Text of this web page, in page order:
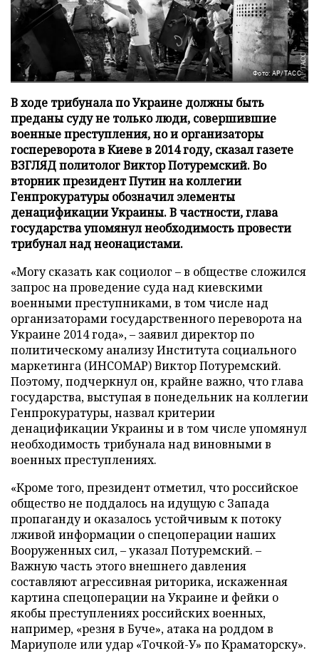
Фото: AP/ТАСС
В ходе трибунала по Украине должны быть
преданы суду не только люди, совершившие
военные преступления, но и организаторы
госпереворота в Киеве в 2014 году, сказал газете
ВЗГЛЯД политолог Виктор Потуремский. Во
вторник президент Путин на коллегии
Генпрокуратуры обозначил элементы
денацификации Украины. В частности, глава
государства упомянул необходимость провести
трибунал над неонацистами.
«Могу сказать как социолог – в обществе сложился
запрос на проведение суда над киевскими
военными преступниками, в том числе над
организаторами государственного переворота на
Украине 2014 года», – заявил директор по
политическому анализу Института социального
маркетинга (ИНСОМАР) Виктор Потуремский.
Поэтому, подчеркнул он, крайне важно, что глава
государства, выступая в понедельник на коллегии
Генпрокуратуры, назвал критерии
денацификации Украины и в том числе упомянул
необходимость трибунала над виновными в
военных преступлениях.
«Кроме того, президент отметил, что российское
общество не поддалось на идущую с Запада
пропаганду и оказалось устойчивым к потоку
лживой информации о спецоперации наших
Вооруженных сил, – указал Потуремский. –
Важную часть этого внешнего давления
составляют агрессивная риторика, искаженная
картина спецоперации на Украине и фейки о
якобы преступлениях российских военных,
например, «резня в Буче», атака на роддом в
Мариуполе или удар «Точкой-У» по Краматорску».